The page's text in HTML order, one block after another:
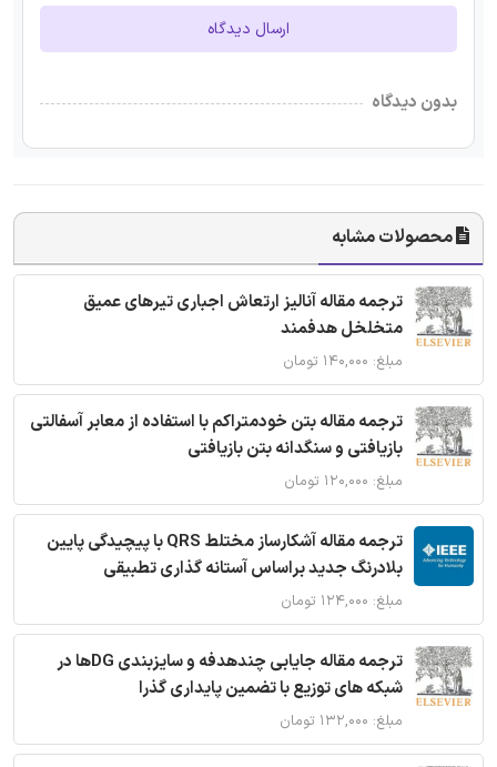
ارسال دیدگاه
بدون دیدگاه
محصولات مشابه
ترجمه مقاله آنالیز ارتعاش اجباری تیرهای عمیق
متخلخل هدفمند
مبلغ: ۱۴۰,۰۰۰ تومان
ترجمه مقاله بتن خودمتراکم با استفاده از معابر آسفالتی
بازیافتی و سنگدانه بتن بازیافتی
مبلغ: ۱۲۰,۰۰۰ تومان
ترجمه مقاله آشکارساز مختلط QRS با پیچیدگی پایین
بلادرنگ جدید براساس آستانه گذاری تطبیقی
مبلغ: ۱۲۴,۰۰۰ تومان
ترجمه مقاله جایابی چندهدفه و سایزبندی DGها در
شبکه های توزیع با تضمین پایداری گذرا
مبلغ: ۱۳۲,۰۰۰ تومان